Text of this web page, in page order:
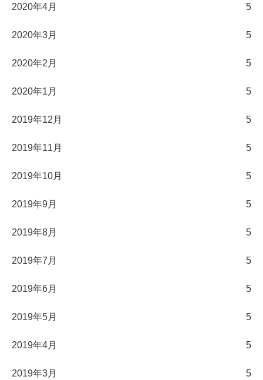
2020年4月 5
2020年3月 5
2020年2月 5
2020年1月 5
2019年12月 5
2019年11月 5
2019年10月 5
2019年9月 5
2019年8月 5
2019年7月 5
2019年6月 5
2019年5月 5
2019年4月 5
2019年3月 5